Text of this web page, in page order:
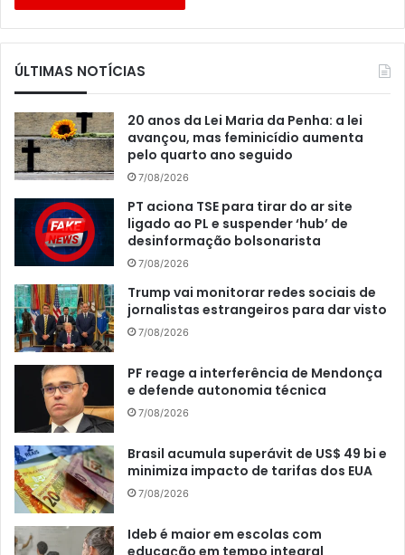
ÚLTIMAS NOTÍCIAS
20 anos da Lei Maria da Penha: a lei
avançou, mas feminicídio aumenta
pelo quarto ano seguido
7/08/2026
PT aciona TSE para tirar do ar site
ligado ao PL e suspender ‘hub’ de
desinformação bolsonarista
7/08/2026
Trump vai monitorar redes sociais de
jornalistas estrangeiros para dar visto
7/08/2026
PF reage a interferência de Mendonça
e defende autonomia técnica
7/08/2026
Brasil acumula superávit de US$ 49 bi e
minimiza impacto de tarifas dos EUA
7/08/2026
Ideb é maior em escolas com
educação em tempo integral